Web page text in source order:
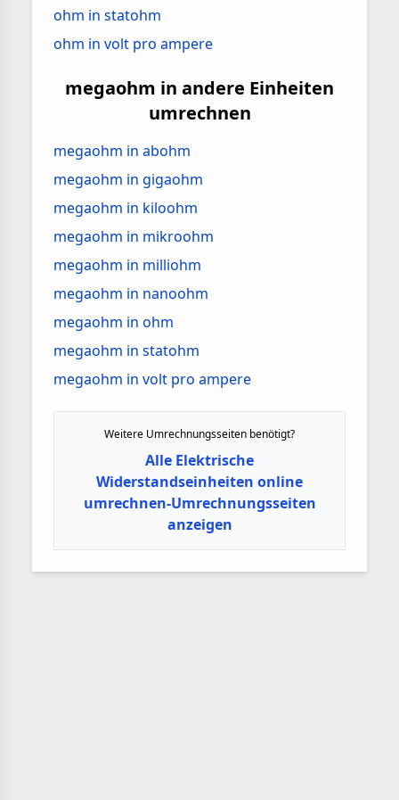
ohm in statohm
ohm in volt pro ampere
megaohm in andere Einheiten
umrechnen
megaohm in abohm
megaohm in gigaohm
megaohm in kiloohm
megaohm in mikroohm
megaohm in milliohm
megaohm in nanoohm
megaohm in ohm
megaohm in statohm
megaohm in volt pro ampere
Weitere Umrechnungsseiten benötigt?
Alle Elektrische
Widerstandseinheiten online
umrechnen-Umrechnungsseiten
anzeigen